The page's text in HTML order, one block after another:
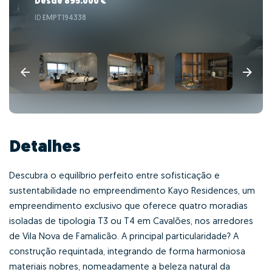
ID EMPT194338
Detalhes
Descubra o equilíbrio perfeito entre sofisticação e
sustentabilidade no empreendimento Kayo Residences, um
empreendimento exclusivo que oferece quatro moradias
isoladas de tipologia T3 ou T4 em Cavalões, nos arredores
de Vila Nova de Famalicão. A principal particularidade? A
construção requintada, integrando de forma harmoniosa
materiais nobres, nomeadamente a beleza natural da